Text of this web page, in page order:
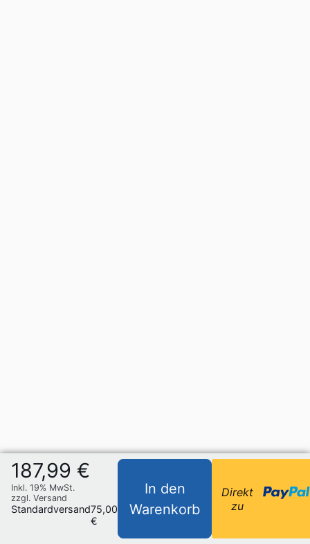
187,99 €
Inkl. 19% MwSt.
zzgl. Versand
Standardversand75,00
€
In den
Warenkorb
Direkt
zu